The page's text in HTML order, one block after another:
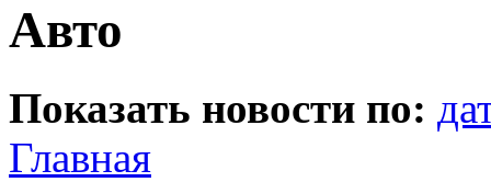
Авто
Показать новости по:
Главная